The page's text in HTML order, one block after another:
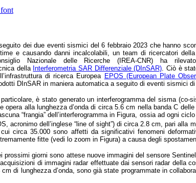
dei due eventi sismici del 6 febbraio 2023 che hanno
e causando danni incalcolabili, un team di ricercatori
Nazionale delle Ricerche (IREA-CNR) ha
della Interferometria SAR Differenziale(DInSAR)
Ciò è
di ricerca Europea
EPOS (European Plate
DInSAR in maniera automatica a seguito di eventi sismici di
particolare, è stato generato un interferogramma del sisma
opera alla lunghezza d’onda di circa 5.6 cm nella banda C
“frangia” dell’interferogramma in Figura, ossia ad ogni
acronimo dell’inglese “line of sight”) di circa 2.8 cm, pari alla
circa 35.000 sono affetti da significativi fenomeni
fitte (vedi lo zoom in Figura) a causa degli
prossimi giorni sono attese nuove immagini del sensore
di immagini radar effettuate dai sensori radar della
cm di lunghezza d’onda, sono già state programmate in